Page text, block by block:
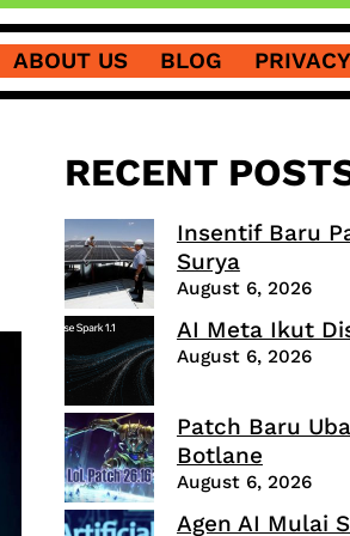
ABOUT US BLOG
RECENT
Insentif Baru
Surya
August 6, 2026
AI Meta Ikut
August 6, 2026
Patch Baru
Botlane
August 6, 2026
Agen AI Mulai